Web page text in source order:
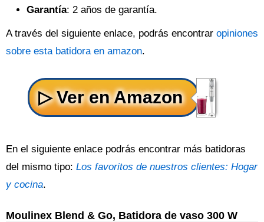
Garantía: 2 años de garantía.
A través del siguiente enlace, podrás encontrar opiniones
sobre esta batidora en amazon.
En el siguiente enlace podrás encontrar más batidoras
del mismo tipo: Los favoritos de nuestros clientes: Hogar
y cocina.
Moulinex Blend & Go, Batidora de vaso 300 W